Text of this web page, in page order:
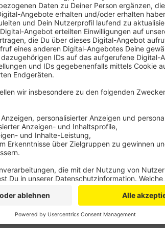
Da angekommen, wollte der Unbekannte
stattdessen wohl eine Pistole, soll dem
dessen Portemonnaie gefordert haben. Der
rauszurücken. Daraufhin flüchtete der Täter
konnte ihn nicht mehr finden. Sie hofft jetzt
Vollbart; er trug eine schwarze Mütze,
Anzeige